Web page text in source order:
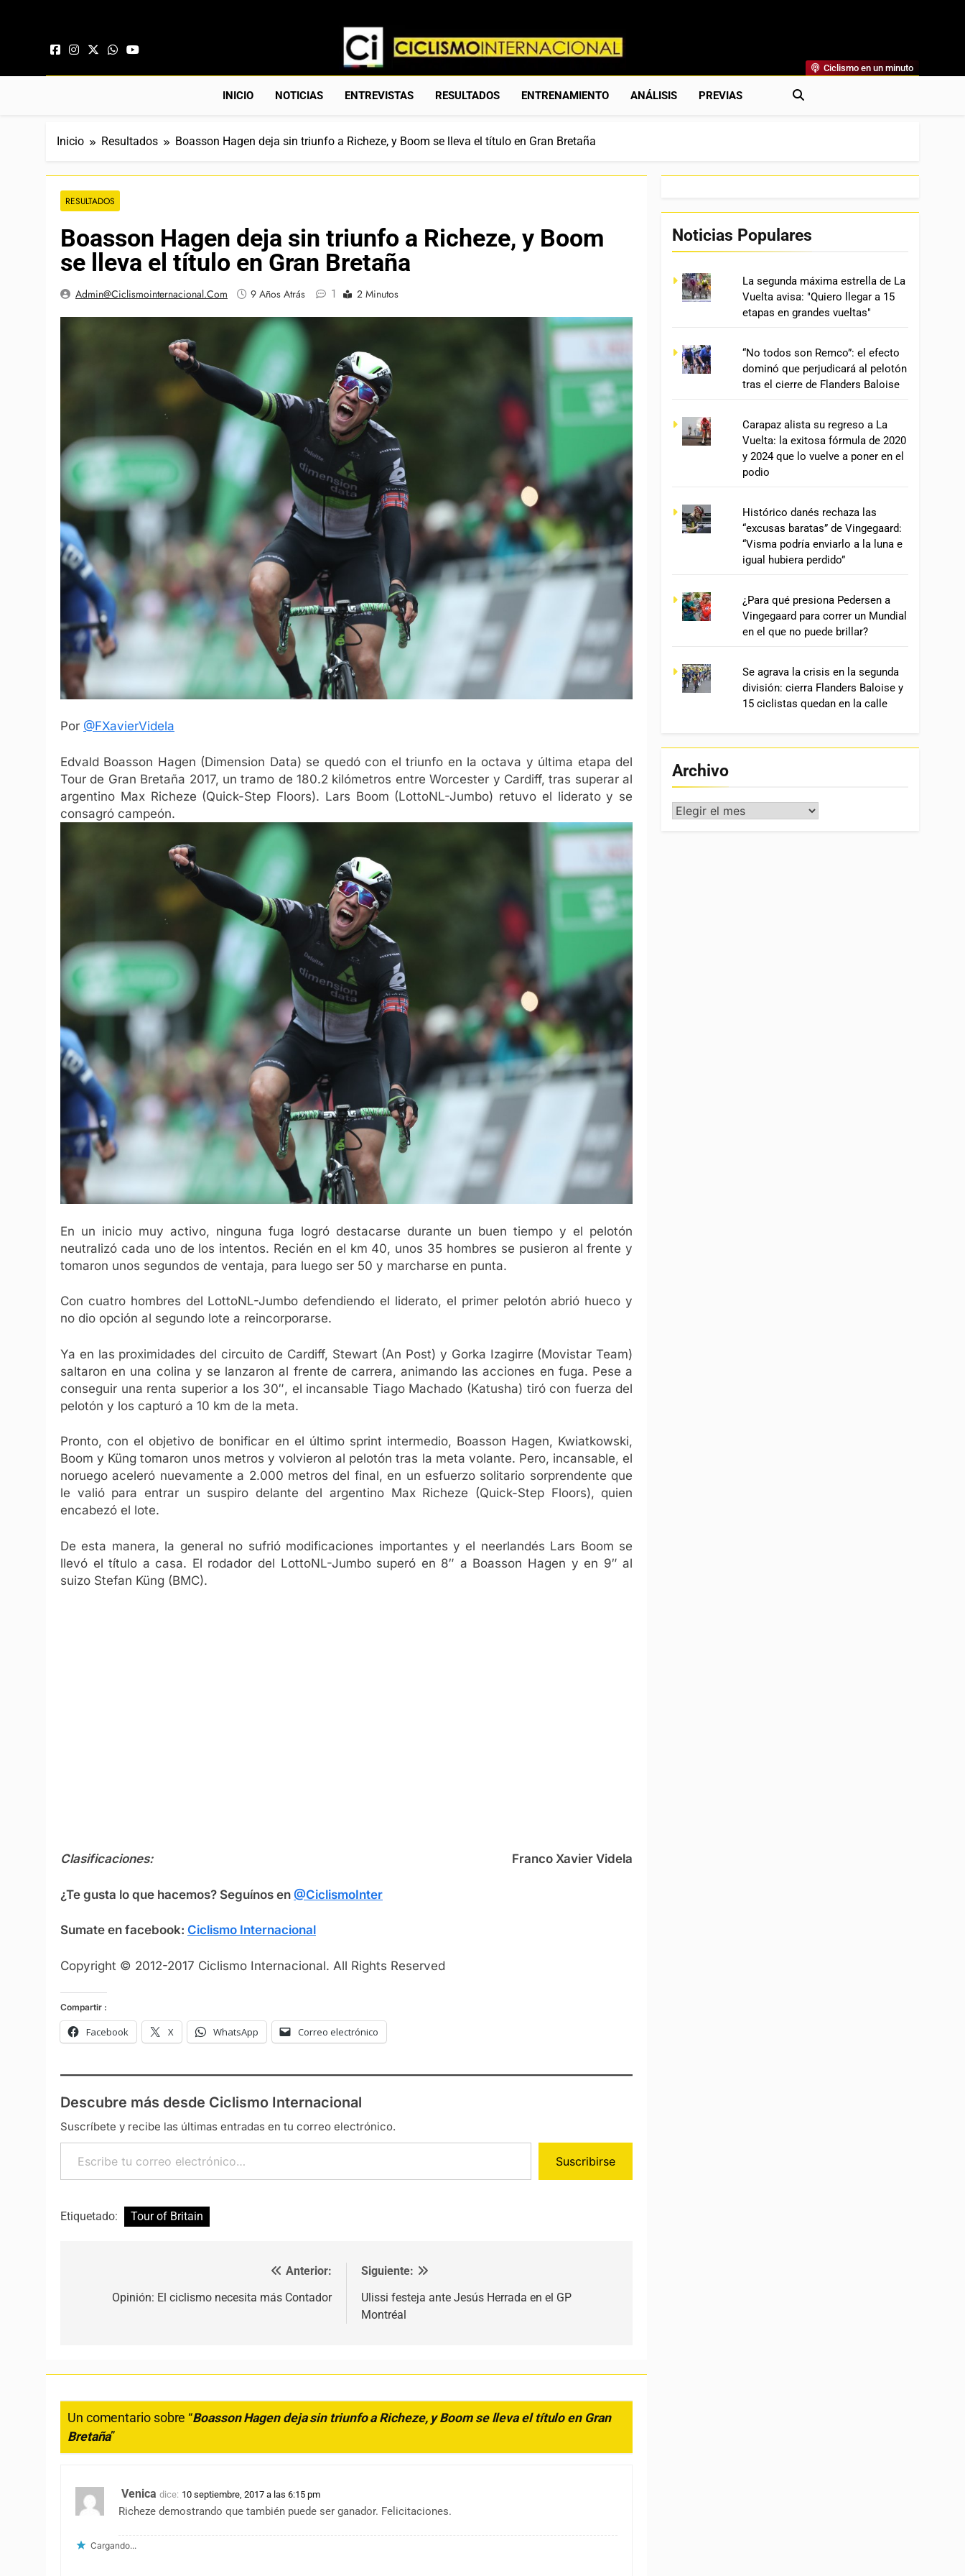
Ciclismo Internacional
Web Dedicada Al Ciclismo Mundial. Entrevistas, Análisis, Crónicas, Previas Y Más. La Web Ciclista De Referencia.
Ciclismo en un minuto
INICIO NOTICIAS ENTREVISTAS RESULTADOS ENTRENAMIENTO ANÁLISIS PREVIAS
Inicio Resultados Boasson Hagen deja sin triunfo a Richeze, y Boom se lleva el título en Gran Bretaña
RESULTADOS
Boasson Hagen deja sin triunfo a Richeze, y Boom
se lleva el título en Gran Bretaña
Admin@ciclismointernacional.com 9 Años Atrás 1 2 Minutos
Por @FXavierVidela
Edvald Boasson Hagen (Dimension Data) se quedó con el triunfo en la octava y última etapa del
Tour de Gran Bretaña 2017, un tramo de 180.2 kilómetros entre Worcester y Cardiff, tras superar al
argentino Max Richeze (Quick-Step Floors). Lars Boom (LottoNL-Jumbo) retuvo el liderato y se
consagró campeón.
En un inicio muy activo, ninguna fuga logró destacarse durante un buen tiempo y el pelotón
neutralizó cada uno de los intentos. Recién en el km 40, unos 35 hombres se pusieron al frente y
tomaron unos segundos de ventaja, para luego ser 50 y marcharse en punta.
Con cuatro hombres del LottoNL-Jumbo defendiendo el liderato, el primer pelotón abrió hueco y
no dio opción al segundo lote a reincorporarse.
Ya en las proximidades del circuito de Cardiff, Stewart (An Post) y Gorka Izagirre (Movistar Team)
saltaron en una colina y se lanzaron al frente de carrera, animando las acciones en fuga. Pese a
conseguir una renta superior a los 30″, el incansable Tiago Machado (Katusha) tiró con fuerza del
pelotón y los capturó a 10 km de la meta.
Pronto, con el objetivo de bonificar en el último sprint intermedio, Boasson Hagen, Kwiatkowski,
Boom y Küng tomaron unos metros y volvieron al pelotón tras la meta volante. Pero, incansable, el
noruego aceleró nuevamente a 2.000 metros del final, en un esfuerzo solitario sorprendente que
le valió para entrar un suspiro delante del argentino Max Richeze (Quick-Step Floors), quien
encabezó el lote.
De esta manera, la general no sufrió modificaciones importantes y el neerlandés Lars Boom se
llevó el título a casa. El rodador del LottoNL-Jumbo superó en 8″ a Boasson Hagen y en 9″ al
suizo Stefan Küng (BMC).
Clasificaciones: Franco Xavier Videla
¿Te gusta lo que hacemos? Seguínos en @CiclismoInter
Sumate en facebook: Ciclismo Internacional
Copyright © 2012-2017 Ciclismo Internacional. All Rights Reserved
Compartir :
Facebook X WhatsApp Correo electrónico
Descubre más desde Ciclismo Internacional
Suscríbete y recibe las últimas entradas en tu correo electrónico.
Escribe tu correo electrónico…
Suscribirse
Etiquetado: Tour of Britain
Anterior:
Opinión: El ciclismo necesita más Contador
Siguiente:
Ulissi festeja ante Jesús Herrada en el GP
Montréal
Un comentario sobre “Boasson Hagen deja sin triunfo a Richeze, y Boom se lleva el título en Gran
Bretaña”
Venica dice: 10 septiembre, 2017 a las 6:15 pm
Richeze demostrando que también puede ser ganador. Felicitaciones.
Cargando...
Noticias Populares
La segunda máxima estrella de La
Vuelta avisa: "Quiero llegar a 15
etapas en grandes vueltas"
“No todos son Remco”: el efecto
dominó que perjudicará al pelotón
tras el cierre de Flanders Baloise
Carapaz alista su regreso a La
Vuelta: la exitosa fórmula de 2020
y 2024 que lo vuelve a poner en el
podio
Histórico danés rechaza las
“excusas baratas” de Vingegaard:
“Visma podría enviarlo a la luna e
igual hubiera perdido”
¿Para qué presiona Pedersen a
Vingegaard para correr un Mundial
en el que no puede brillar?
Se agrava la crisis en la segunda
división: cierra Flanders Baloise y
15 ciclistas quedan en la calle
Archivo
Archivo